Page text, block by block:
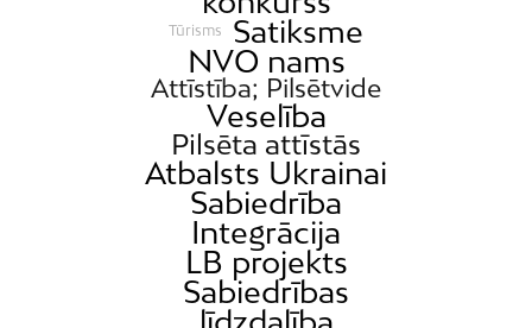
Tūrisms
Satiksme
NVO nams
Attīstība; Pilsētvide
Veselība
Pilsēta attīstās
Atbalsts Ukrainai
Sabiedrība
Integrācija
LB projekts
Sabiedrības